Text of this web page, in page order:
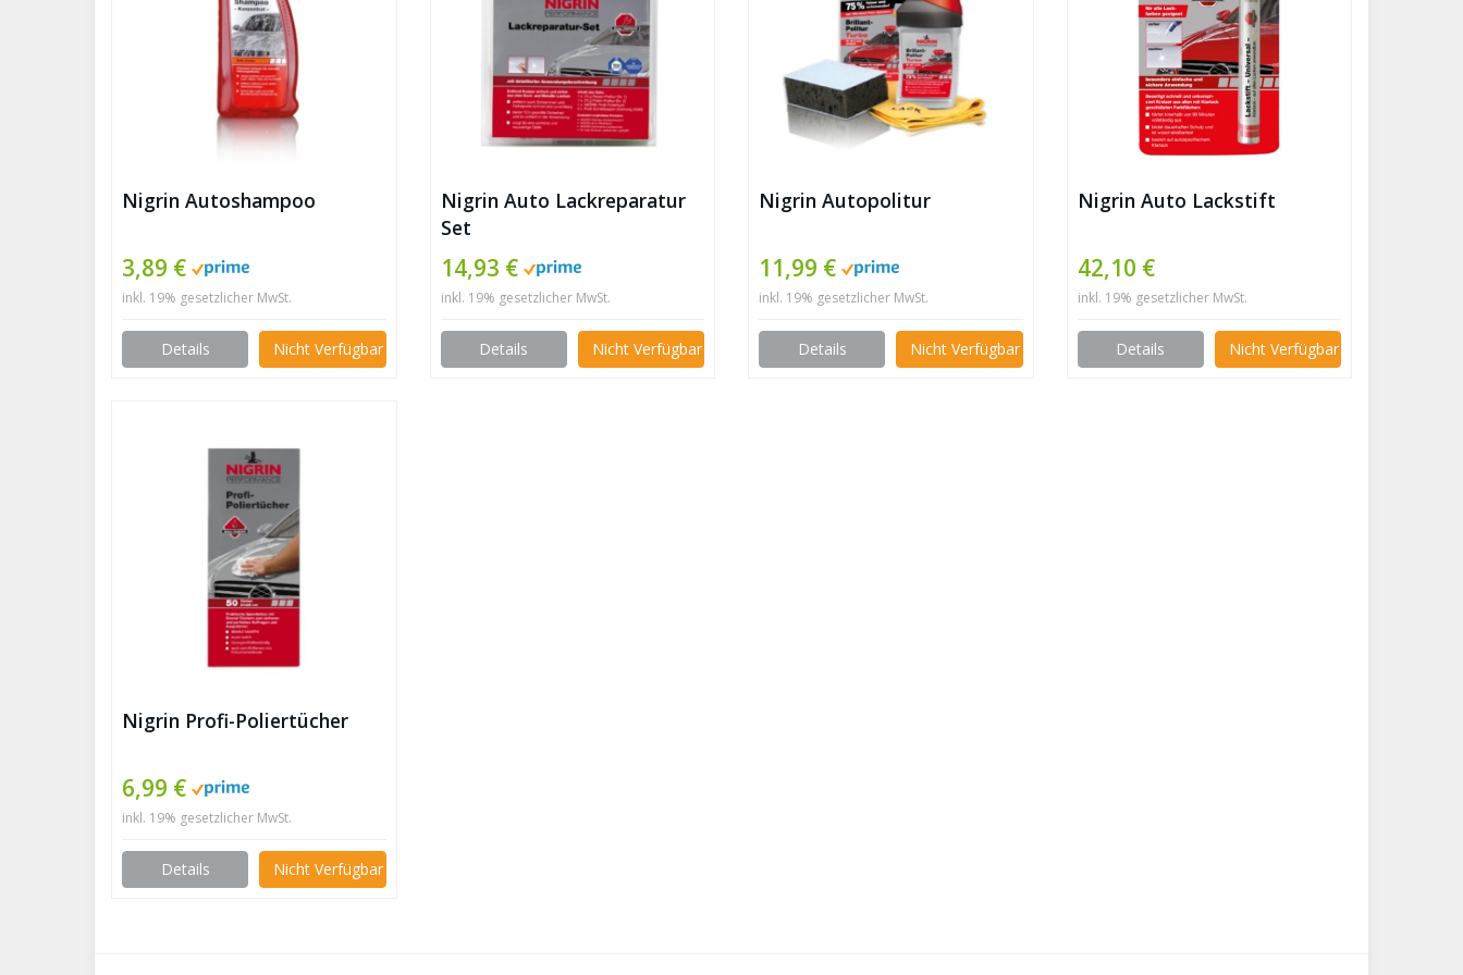
Nigrin Autoshampoo
3,89 €
inkl. 19% gesetzlicher MwSt.
Details Nicht Verfügbar
Nigrin Auto Lackreparatur
Set
14,93 €
inkl. 19% gesetzlicher MwSt.
Details Nicht Verfügbar
Nigrin Autopolitur
11,99 €
inkl. 19% gesetzlicher MwSt.
Details Nicht Verfügbar
Nigrin Auto Lackstift
42,10 €
inkl. 19% gesetzlicher MwSt.
Details Nicht Verfügbar
Nigrin Profi-Poliertücher
6,99 €
inkl. 19% gesetzlicher MwSt.
Details Nicht Verfügbar